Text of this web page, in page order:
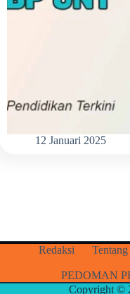
12 Januari 2025
Redaksi
PEDOMAN
Copyright ©